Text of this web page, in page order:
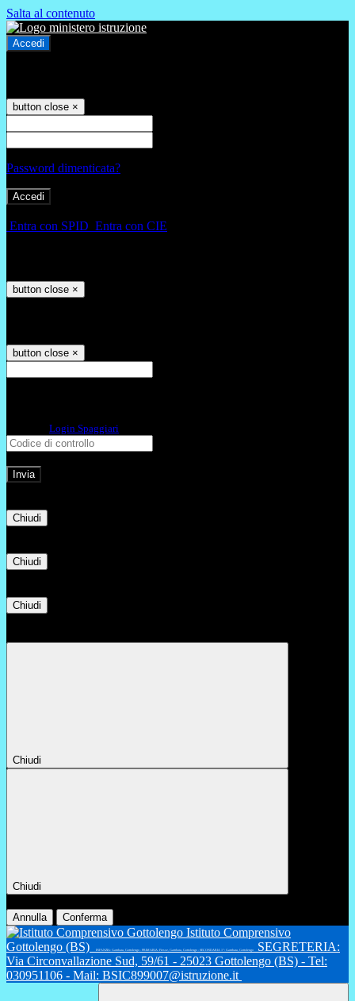
Salta al contenuto
Accedi
button close ×
Password dimenticata?
Entra con SPID Entra con CIE
button close ×
button close ×
Login Spaggiari
Chiudi
Chiudi
Chiudi
Chiudi
Chiudi
Annulla Conferma
Istituto Comprensivo
Gottolengo (BS)
INFANZIA: Gambara, Gottolengo - PRIMARIA: Fiesse, Gambara, Gottolengo - SECONDARIA 1°: Gambara, Gottolengo
SEGRETERIA:
Via Circonvallazione Sud, 59/61 - 25023 Gottolengo (BS) - Tel:
030951106 - Mail: BSIC899007@istruzione.it